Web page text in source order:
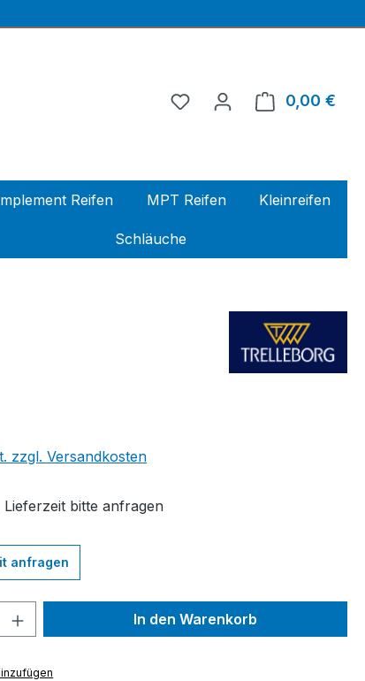
0,00 €
Reifen MPT Reifen Kleinreifen
Schläuche
zzgl. Versandkosten
bitte anfragen
anfragen
Gib den gewünschten Wert
In den Warenkorb